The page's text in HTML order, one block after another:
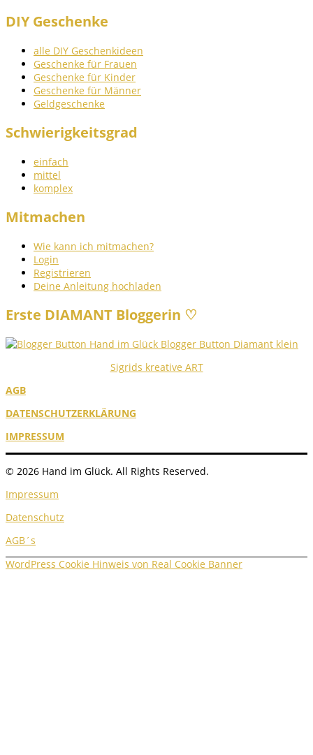
DIY Geschenke
alle DIY Geschenkideen
Geschenke für Frauen
Geschenke für Kinder
Geschenke für Männer
Geldgeschenke
Schwierigkeitsgrad
einfach
mittel
komplex
Mitmachen
Wie kann ich mitmachen?
Login
Registrieren
Deine Anleitung hochladen
Erste DIAMANT Bloggerin ♡
Sigrids kreative ART
AGB
DATENSCHUTZERKLÄRUNG
IMPRESSUM
© 2026 Hand im Glück. All Rights Reserved.
Impressum
Datenschutz
AGB´s
WordPress Cookie Hinweis von Real Cookie Banner